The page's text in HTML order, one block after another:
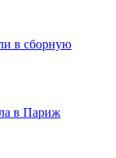
в сборную
в Париж